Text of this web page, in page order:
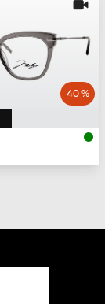
40 %